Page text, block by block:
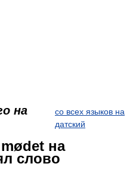
на
со всех языков на
датский
на
слово